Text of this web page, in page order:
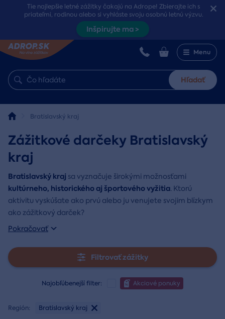
Tie najlepšie letné zážitky čakajú na Adrope! Zbierajte ich s
priateľmi, rodinou alebo si vyhláste svoju osobnú letnú výzvu.
Inšpirujte ma >
Menu
Hľadať
Bratislavský kraj
Zážitkové darčeky Bratislavský
kraj
Bratislavský kraj sa vyznačuje širokými možnosťami
kultúrneho, historického aj športového vyžitia. Ktorú
aktivitu vyskúšate ako prvú alebo ju venujete svojim blízkym
ako zážitkový darček?
Pokračovať
Filtrovať zážitky
Najobľúbenejší filter: Akciové ponuky
Región: Bratislavský kraj